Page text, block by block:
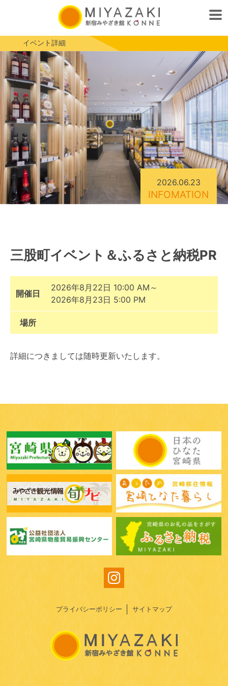
イベント詳細
2026.06.23
INFOMATION
三股町イベント＆ふるさと納税PR
開催日
2026年8月22日 10:00 AM～
2026年8月23日 5:00 PM
場所
詳細につきましては随時更新いたします。
プライバシーポリシー サイトマップ